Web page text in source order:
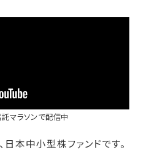
マラソンで配信中
本中小型株ファンドです。